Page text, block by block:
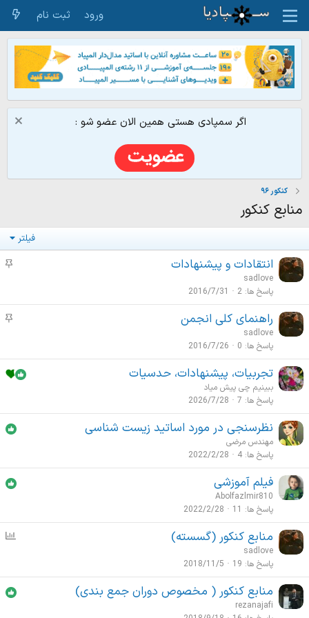
ورود ثبت نام
اگر سمپادی هستی همین الان عضو شو :
کنکور ۹۶
منابع کنکور
فیلتر
م
و
ع
انتقادات و پیشنهادات
sadlove
پاسخ ها 2
2016/7/31
م
و
ع
ه
راهنمای کلی انجمن
sadlove
پاسخ ها 0
2016/7/26
تجربیات، پیشنهادات، حدسیات
ببینیم چی پیش میاد
پاسخ ها 7
2026/7/28
نظرسنجی در مورد اساتید زیست شناسی
مهندس مرضی
پاسخ ها 4
2022/2/28
فیلم آموزشی
Abolfazlmir810
پاسخ ها
11
2022/2/28
ن
ن
منابع کنکور (گسسته)
sadlove
پاسخ ها 19
2018/11/5
منابع کنکور ( مخصوص دوران جمع بندی)
rezanajafi